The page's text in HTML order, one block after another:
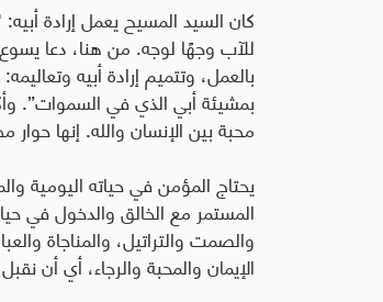
للآب وجهًا لوجه. من هنا، دعا
بالعمل، وتتميم إرادة أبيه
بمشيئة أبي الذي في السموات”.
محبة بين الإنسان والله. إنها
يحتاج المؤمن في حياته اليومية
المستمر مع الخالق والدخول في
والصمت والتراتيل، والمناجاة
الإيمان والمحبة والرجاء، أي أن